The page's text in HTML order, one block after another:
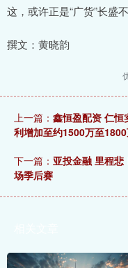
这，或许正是“广货”长盛
撰文：黄晓韵
上一篇： 鑫恒盈配资 仁恒
利增加至约1500万至
下一篇： 亚投金融 里程悲
场季后赛